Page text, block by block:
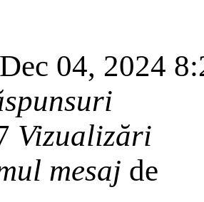
04, 2024
Vizualizări
mesaj de